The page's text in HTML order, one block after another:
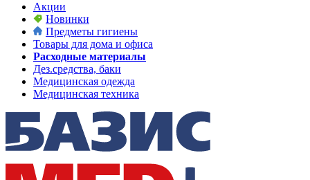
Акции
Новинки
Предметы гигиены
Товары для дома и офиса
Расходные материалы
Дез.средства, баки
Медицинская одежда
Медицинская техника